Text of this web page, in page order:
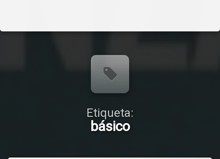
Etiqueta:
básico